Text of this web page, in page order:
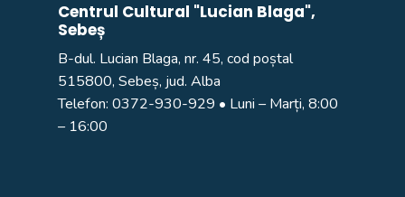
Centrul Cultural "Lucian Blaga",
Sebeș
B-dul. Lucian Blaga, nr. 45, cod poștal
515800, Sebeș, jud. Alba
Telefon: 0372-930-929 • Luni – Marți, 8:00
– 16:00